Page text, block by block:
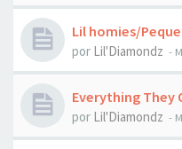
Lil homies/
por Lil'Diamondz -
Everything They
por Lil'Diamondz -